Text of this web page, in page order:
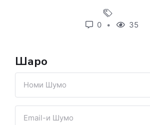
0 35
Шарҳҳо